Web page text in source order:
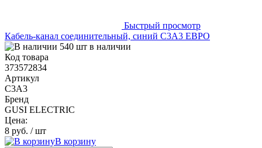
Быстрый просмотр
Кабель-канал соединительный, синий С3А3 ЕВРО
540 шт в наличии
Код товара
373572834
Артикул
С3А3
Бренд
GUSI ELECTRIC
Цена:
8 руб. / шт
В корзину